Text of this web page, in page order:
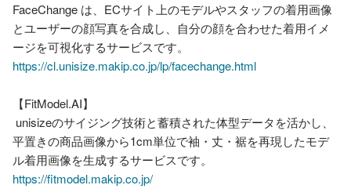
FaceChange は、ECサイト上のモデルやスタッフの着用画像
とユーザーの顔写真を合成し、自分の顔を合わせた着用イメ
https://cl.unisize.makip.co.jp/lp/facechange.html
【FitModel.AI】
平置きの商品画像から1cm単位で袖・丈・裾を再現したモデ
https://fitmodel.makip.co.jp/